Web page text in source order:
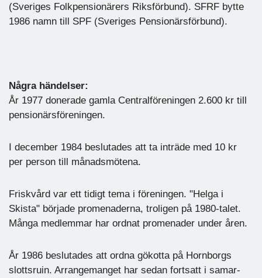
(Sveriges Folkpensionärers Riksförbund). SFRF bytte
1986 namn till SPF (Sveriges Pensionärsförbund).
Några händelser:
År 1977 donerade gamla Centralföreningen 2.600 kr till
pensionärsföreningen.
I december 1984 beslutades att ta inträde med 10 kr
per person till månadsmötena.
Friskvård var ett tidigt tema i föreningen. "Helga i
Skista" började promenaderna, troligen på 1980-talet.
Många medlemmar har ordnat promenader under åren.
År 1986 beslutades att ordna gökotta på Hornborgs
slottsruin. Arrangemanget har sedan fortsatt i samar-